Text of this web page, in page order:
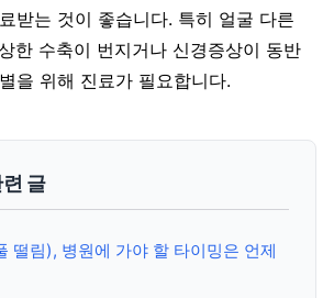
받는 것이 좋습니다. 특히 얼굴 다른
한 수축이 번지거나 신경증상이 동반
을 위해 진료가 필요합니다.
글
떨림), 병원에 가야 할 타이밍은 언제